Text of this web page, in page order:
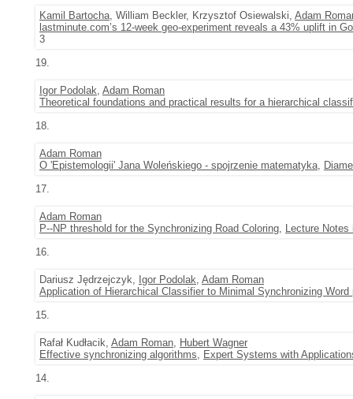
Kamil Bartocha, William Beckler, Krzysztof Osiewalski, Adam
lastminute.com’s 12-week geo-experiment reveals a 43% uplift in
3
19.
Igor Podolak, Adam Roman
Theoretical foundations and practical results for a hierarchical
18.
Adam Roman
O 'Epistemologii' Jana Woleńskiego - spojrzenie matematyka,
17.
Adam Roman
P--NP threshold for the Synchronizing Road Coloring, Lecture
16.
Dariusz Jędrzejczyk, Igor Podolak, Adam Roman
Application of Hierarchical Classifier to Minimal Synchronizing Word
15.
Rafał Kudłacik, Adam Roman, Hubert Wagner
Effective synchronizing algorithms, Expert Systems with
14.